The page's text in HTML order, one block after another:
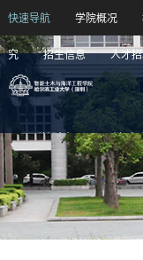
快速导航 学院概况
究 招生信息 人才
学院概况 教育
科学研究 招生